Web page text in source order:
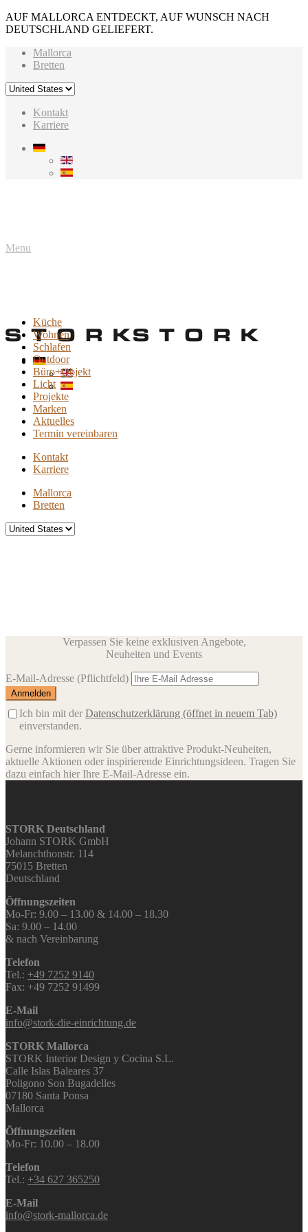
AUF MALLORCA ENTDECKT, AUF WUNSCH NACH
DEUTSCHLAND GELIEFERT.
Mallorca
Bretten
Kontakt
Karriere
Menu
Küche
Wohnen
Schlafen
Outdoor
Büro+Objekt
Licht
Projekte
Marken
Aktuelles
Termin vereinbaren
Kontakt
Karriere
Mallorca
Bretten
Verpassen Sie keine exklusiven Angebote,
Neuheiten und Events
E-Mail-Adresse (Pflichtfeld)
Ich bin mit der Datenschutzerklärung (öffnet in neuem Tab)
einverstanden.
Gerne informieren wir Sie über attraktive Produkt-Neuheiten,
aktuelle Aktionen oder inspirierende Einrichtungsideen. Tragen Sie
dazu einfach hier Ihre E-Mail-Adresse ein.
STORK Deutschland
Johann STORK GmbH
Melanchthonstr. 114
75015 Bretten
Deutschland
Öffnungszeiten
Mo-Fr: 9.00 – 13.00 & 14.00 – 18.30
Sa: 9.00 – 14.00
& nach Vereinbarung
Telefon
Tel.: +49 7252 9140
Fax: +49 7252 91499
E-Mail
info@stork-die-einrichtung.de
STORK Mallorca
STORK Interior Design y Cocina S.L.
Calle Islas Baleares 37
Poligono Son Bugadelles
07180 Santa Ponsa
Mallorca
Öffnungszeiten
Mo-Fr: 10.00 – 18.00
Telefon
Tel.: +34 627 365250
E-Mail
info@stork-mallorca.de